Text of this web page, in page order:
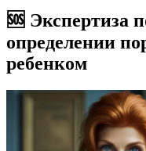
🆘 Экспертиза
определении
ребенком